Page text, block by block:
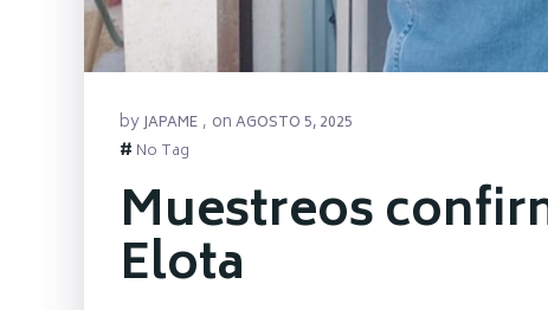
byJAPAME , onAGOSTO 5, 2025
# No Tag
Muestreos
Elota